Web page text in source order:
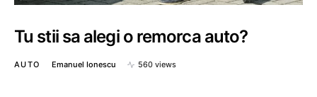
Tu stii sa alegi o remorca auto?
AUTO Emanuel Ionescu 560 views